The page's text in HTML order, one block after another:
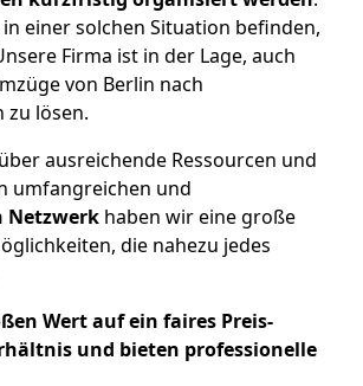
in einer solchen Situation befinden,
Firma ist in der Lage, auch
von Berlin nach
zu lösen.
ausreichende Ressourcen und
umfangreichen und
Netzwerk haben wir eine große
die nahezu jedes
Wert auf ein faires Preis-
und bieten professionelle